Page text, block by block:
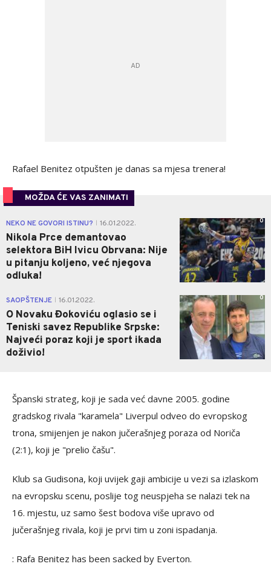
Rafael Benitez otpušten je danas sa mjesa trenera!
MOŽDA ĆE VAS ZANIMATI
NEKO NE GOVORI ISTINU? 16.01.2022.
Nikola Prce demantovao
selektora BiH Ivicu Obrvana: Nije
u pitanju koljeno, već njegova
odluka!
0
SAOPŠTENJE 16.01.2022.
O Novaku Đokoviću oglasio se i
Teniski savez Republike Srpske:
Najveći poraz koji je sport ikada
doživio!
0
Španski strateg, koji je sada već davne 2005. godine
gradskog rivala "karamela" Liverpul odveo do evropskog
trona, smijenjen je nakon jučerašnjeg poraza od Noriča
(2:1), koji je "prelio čašu".
Klub sa Gudisona, koji uvijek gaji ambicije u vezi sa izlaskom
na evropsku scenu, poslije tog neuspjeha se nalazi tek na
16. mjestu, uz samo šest bodova više upravo od
jučerašnjeg rivala, koji je prvi tim u zoni ispadanja.
: Rafa Benitez has been sacked by Everton.